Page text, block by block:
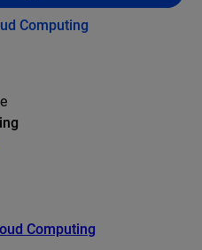
Computing
Computing